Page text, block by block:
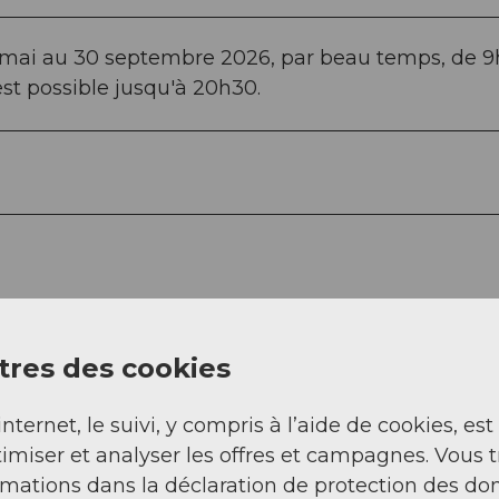
au 30 septembre 2026, par beau temps, de
possible jusqu'à 20h30.
prix sur https://rotsee-badi.ch/eintritt-preise/
des cookies
le suivi, y compris à l’aide de cookies,
et analyser les offres et campagnes. Vous
dans la déclaration de protection des